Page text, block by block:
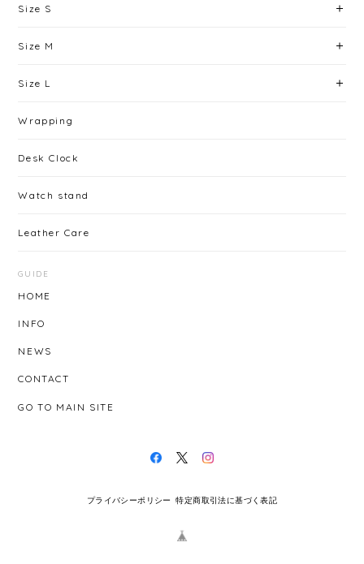
Size S
Size M
Size L
Wrapping
Desk Clock
Watch stand
Leather Care
GUIDE
HOME
INFO
NEWS
CONTACT
GO TO MAIN SITE
プライバシーポリシー 特定商取引法に基づく表記